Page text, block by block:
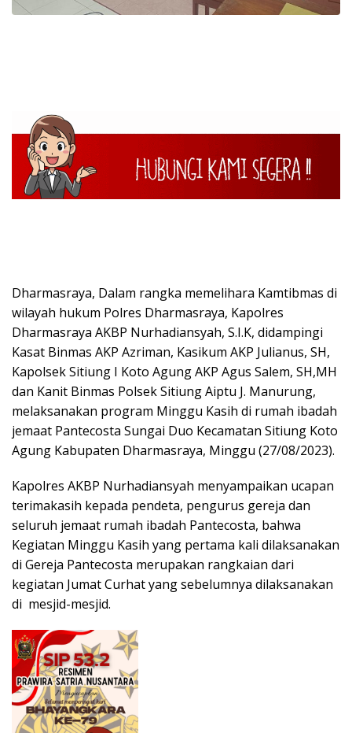
Dharmasraya, Dalam rangka memelihara Kamtibmas di
wilayah hukum Polres Dharmasraya, Kapolres
Dharmasraya AKBP Nurhadiansyah, S.I.K, didampingi
Kasat Binmas AKP Azriman, Kasikum AKP Julianus, SH,
Kapolsek Sitiung I Koto Agung AKP Agus Salem, SH,MH
dan Kanit Binmas Polsek Sitiung Aiptu J. Manurung,
melaksanakan program Minggu Kasih di rumah ibadah
jemaat Pantecosta Sungai Duo Kecamatan Sitiung Koto
Agung Kabupaten Dharmasraya, Minggu (27/08/2023).
Kapolres AKBP Nurhadiansyah menyampaikan ucapan
terimakasih kepada pendeta, pengurus gereja dan
seluruh jemaat rumah ibadah Pantecosta, bahwa
Kegiatan Minggu Kasih yang pertama kali dilaksanakan
di Gereja Pantecosta merupakan rangkaian dari
kegiatan Jumat Curhat yang sebelumnya dilaksanakan
di mesjid-mesjid.